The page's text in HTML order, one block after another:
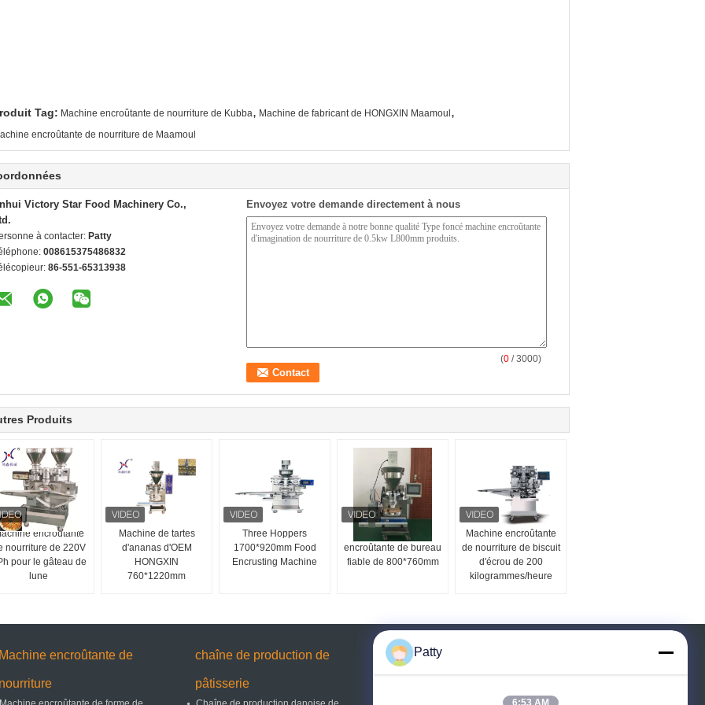
Tag: Machine encroûtante de nourriture de Kubba, Machine de fabricant de HONGXIN Maamoul ,
encroûtante de nourriture de Maamoul
Victory Star Food Machinery Co.,
à contacter: Patty
008615375486832
86-551-65313938
Envoyez votre demande directement à nous
(0 / 3000)
Produits
encroûtante
nourriture de 220V
pour le gâteau de
lune
Machine de tartes
d'ananas d'OEM
HONGXIN
760*1220mm
Three Hoppers
1700*920mm Food
Encrusting Machine
Machine 1000w
encroûtante de bureau
fiable de 800*760mm
Machine encroûtante
de nourriture de biscuit
d'écrou de 200
kilogrammes/heure
Machine encroûtante de
nourriture
chaîne de production de
pâtisserie
Demande de soumission
Patty
6:53 AM